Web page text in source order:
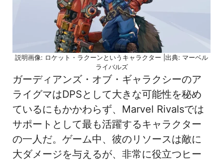
説明画像: ロケット・ラクーンというキャラクター |出典: マーベル
ライバルズ
ガーディアンズ・オブ・ギャラクシーのア
ライグマはDPSとして大きな可能性を秘め
ているにもかかわらず、Marvel Rivalsでは
サポートとして最も活躍するキャラクター
の一人だ。ゲーム中、彼のリソースは敵に
大ダメージを与えるが、非常に役立つヒー